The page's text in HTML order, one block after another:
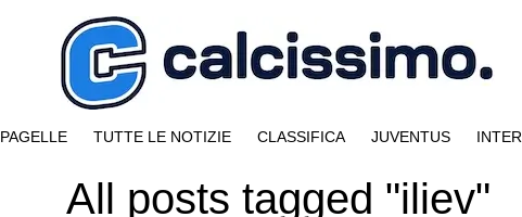
PAGELLE TUTTE LE NOTIZIE CLASSIFICA JUVENTUS INTER
All posts tagged "iliev"